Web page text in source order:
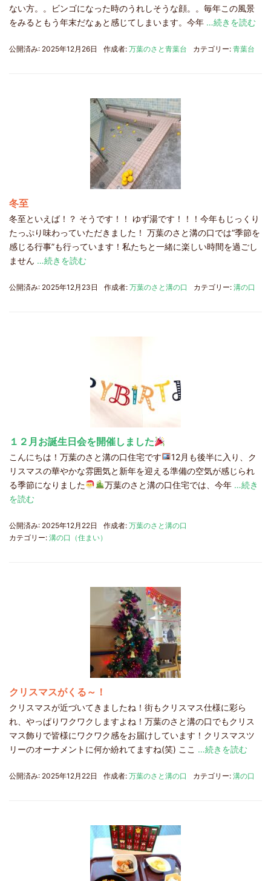
ない方。。ビンゴになった時のうれしそうな顔。。毎年この風景
をみるともう年末だなぁと感じてしまいます。今年 …続きを読む
公開済み: 2025年12月26日 作成者: 万葉のさと青葉台 カテゴリー: 青葉台
冬至
冬至といえば！？ そうです！！ ゆず湯です！！！今年もじっくり
たっぷり味わっていただきました！ 万葉のさと溝の口では“季節を
感じる行事”も行っています！私たちと一緒に楽しい時間を過ごし
ません …続きを読む
公開済み: 2025年12月23日 作成者: 万葉のさと溝の口 カテゴリー: 溝の口
１２月お誕生日会を開催しました
こんにちは！万葉のさと溝の口住宅です
12月も後半に入り、ク
リスマスの華やかな雰囲気と新年を迎える準備の空気が感じられ
る季節になりました
万葉のさと溝の口住宅では、今年 …続き
を読む
公開済み: 2025年12月22日 作成者: 万葉のさと溝の口
カテゴリー: 溝の口（住まい）
クリスマスがくる～！
クリスマスが近づいてきましたね！街もクリスマス仕様に彩ら
れ、やっぱりワクワクしますよね！万葉のさと溝の口でもクリス
マス飾りで皆様にワクワク感をお届けしています！クリスマスツ
リーのオーナメントに何か紛れてますね(笑) ここ …続きを読む
公開済み: 2025年12月22日 作成者: 万葉のさと溝の口 カテゴリー: 溝の口